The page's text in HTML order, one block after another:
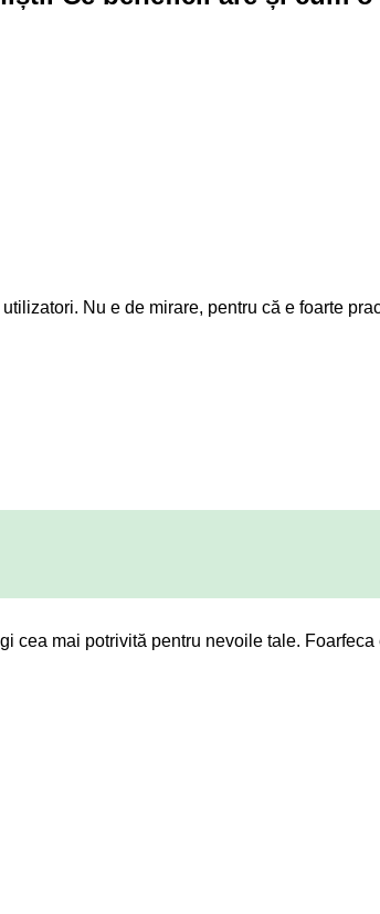
Nu e de mirare, pentru că e foarte
cea mai potrivită pentru nevoile tale.